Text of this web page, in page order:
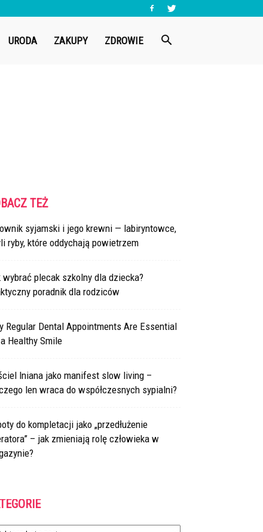
URODA ZAKUPY ZDROWIE
TEŻ
syjamski i jego krewni — labiryntowce,
ryby, które oddychają powietrzem
wybrać plecak szkolny dla dziecka?
poradnik dla rodziców
Regular Dental Appointments Are Essential
Healthy Smile
lniana jako manifest slow living –
len wraca do współczesnych sypialni?
do kompletacji jako „przedłużenie
– jak zmieniają rolę człowieka w